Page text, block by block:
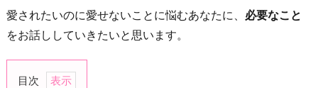
愛されたいのに愛せないことに悩むあなたに、 必要なこと
をお話ししていきたいと思います。
目次